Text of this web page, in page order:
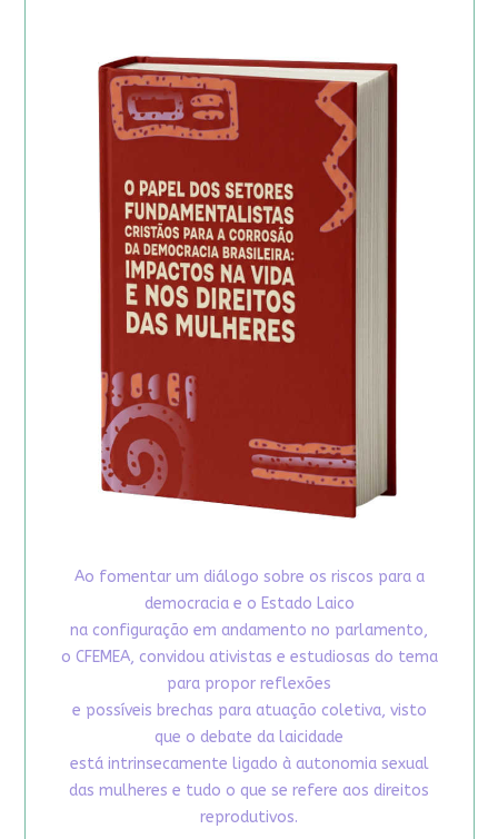
Ao fomentar um diálogo sobre os riscos para a
democracia e o Estado Laico
na configuração em andamento no parlamento,
o CFEMEA, convidou ativistas e estudiosas do tema
para propor reflexões
e possíveis brechas para atuação coletiva, visto
que o debate da laicidade
está intrinsecamente ligado à autonomia sexual
das mulheres e tudo o que se refere aos direitos
reprodutivos.